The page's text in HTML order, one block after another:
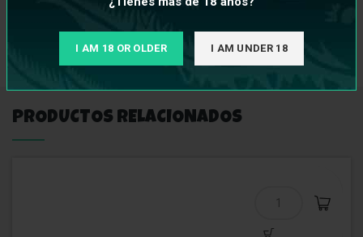
I AM 18 OR OLDER I AM UNDER 18
INFORMACIÓN ADICIONAL
PRODUCTOS RELACIONADOS